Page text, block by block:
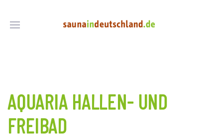
AQUARIA HALLEN- UND
FREIBAD